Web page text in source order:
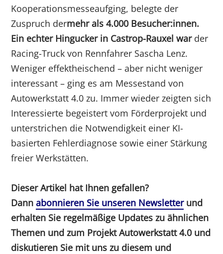
Kooperationsmesseaufging, belegte der
Zuspruch dermehr als 4.000 Besucher:innen.
Ein echter Hingucker in Castrop-Rauxel war der
Racing-Truck von Rennfahrer Sascha Lenz.
Weniger effektheischend – aber nicht weniger
interessant – ging es am Messestand von
Autowerkstatt 4.0 zu. Immer wieder zeigten sich
Interessierte begeistert vom Förderprojekt und
unterstrichen die Notwendigkeit einer KI-
basierten Fehlerdiagnose sowie einer Stärkung
freier Werkstätten.
Dieser Artikel hat Ihnen gefallen?
Dannabonnieren Sie unseren Newsletterund
erhalten Sie regelmäßige Updates zu ähnlichen
Themen und zum Projekt Autowerkstatt 4.0 und
diskutieren Sie mit uns zu diesem und